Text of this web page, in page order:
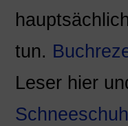
tun.
Leser hier